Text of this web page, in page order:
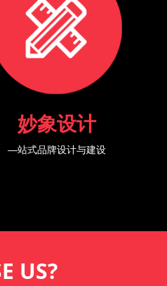
妙象设计
—站式品牌设计与建设
US?